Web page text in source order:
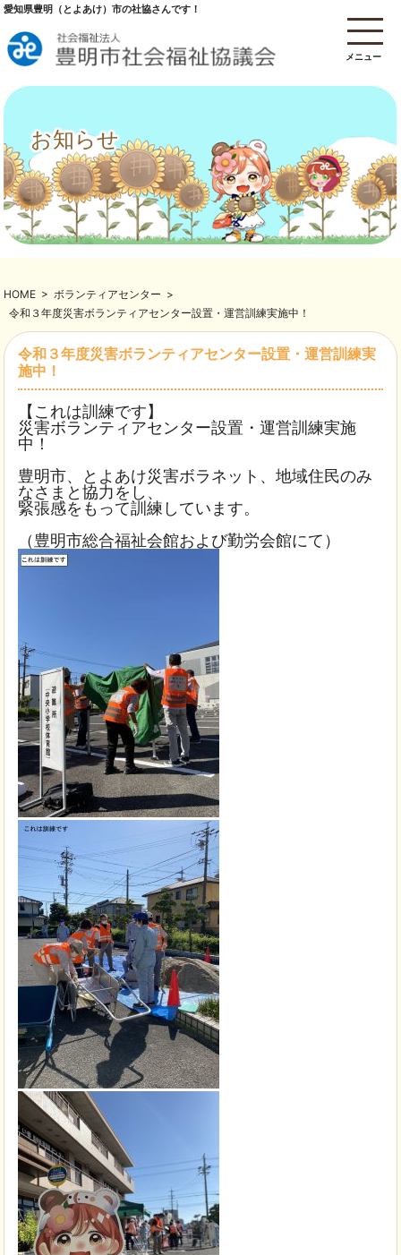
メニュー
愛知県豊明（とよあけ）市の社協さんです！
お知らせ
HOME > ボランティアセンター >
令和３年度災害ボランティアセンター設置・運営訓練実施中！
令和３年度災害ボランティアセンター設置・運営訓練実
施中！
【これは訓練です】
災害ボランティアセンター設置・運営訓練実施
中！
豊明市、とよあけ災害ボラネット、地域住民のみ
なさまと協力をし、
緊張感をもって訓練しています。
（豊明市総合福祉会館および勤労会館にて）